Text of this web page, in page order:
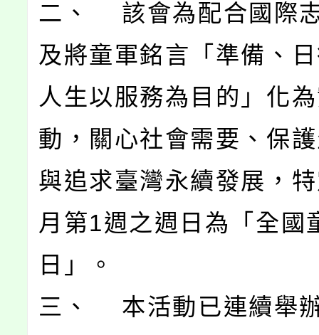
二、 該會為配合國際
及將童軍銘言「準備、
人生以服務為目的」化
動，關心社會需要、保
與追求臺灣永續發展，
月第1週之週日為「全國
日」。
三、 本活動已連續舉